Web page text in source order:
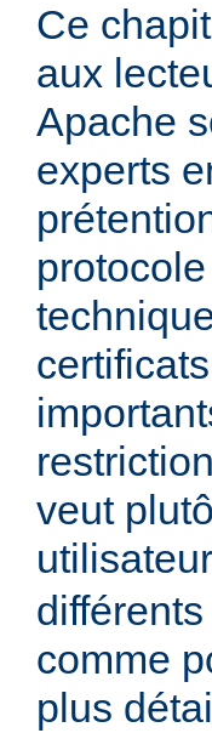
Ce
aux
Apache
experts
veut
comme
plus